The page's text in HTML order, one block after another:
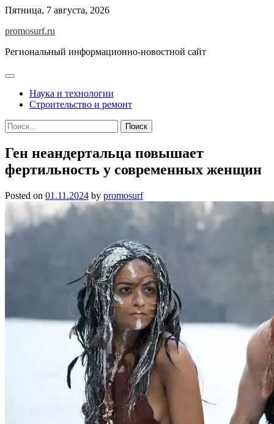
Skip
content
Пятница, 7 августа, 2026
promosurf.ru
Региональный информационно-новостной сайт
Наука и технологии
Строительство и ремонт
Найти:
Ген неандертальца повышает
фертильность у современных женщин
Posted on 01.11.2024 by promosurf